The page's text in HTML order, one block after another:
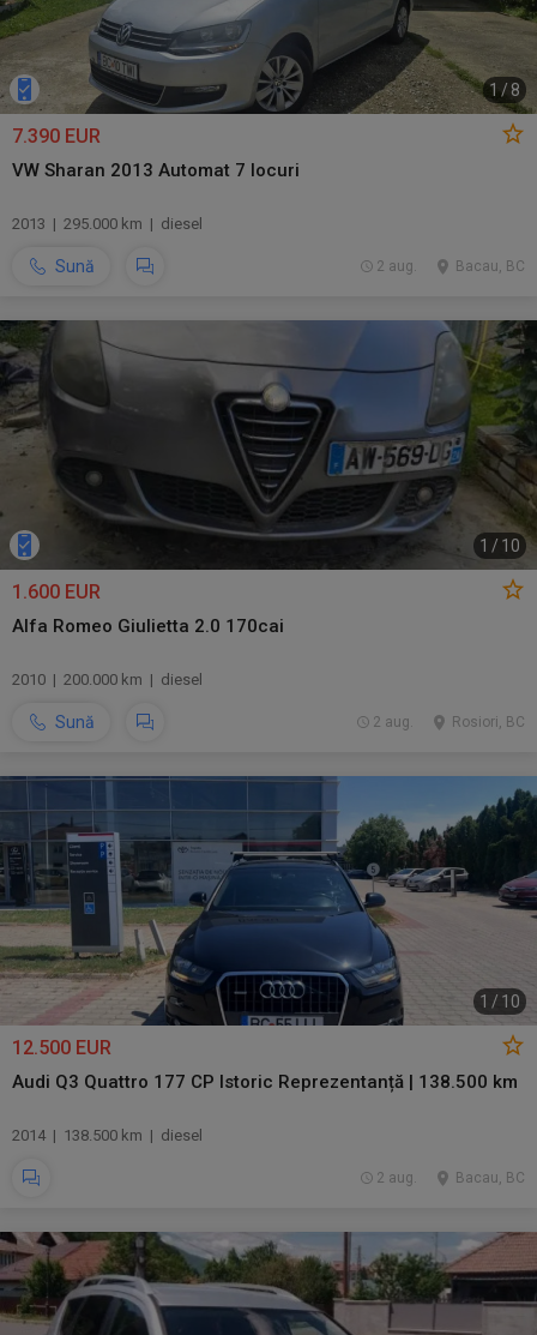
1 / 8
7.390 EUR
VW Sharan 2013 Automat 7 locuri
2013 | 295.000 km | diesel
Sună Bacau, BC
2 aug.
1 / 10
1.600 EUR
Alfa Romeo Giulietta 2.0 170cai
2010 | 200.000 km | diesel
Sună Rosiori, BC
2 aug.
1 / 10
12.500 EUR
Audi Q3 Quattro 177 CP Istoric Reprezentanță | 138.500 km
2014 | 138.500 km | diesel
Bacau, BC
2 aug.